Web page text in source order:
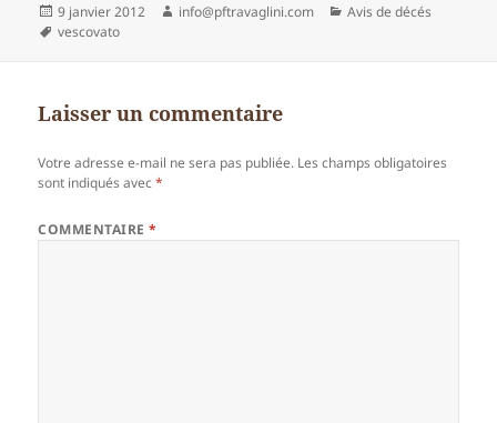
Publié
le
9 janvier 2012 Auteur
info@pftravaglini.com Catégories
Avis de décés
Mots-
vescovato
Laisser un commentaire
Votre adresse e-mail ne sera pas publiée. Les champs obligatoires
sont indiqués avec*
COMMENTAIRE*